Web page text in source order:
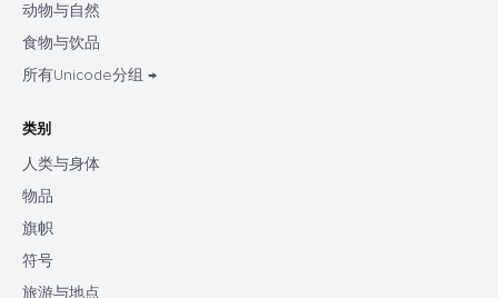
动物与自然
食物与饮品
所有Unicode分组 →
类别
人类与身体
物品
旗帜
符号
旅游与地点